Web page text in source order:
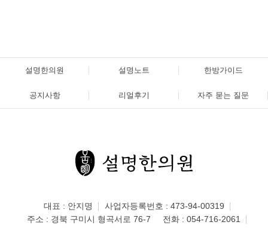
설명한의원 설명노트 한방가이드
공지사항 리얼후기 자주 묻는 질문
대표 : 안지명
사업자등록번호 : 473-94-00319
주소 : 경북 구미시 형곡서로 76-7
전화 :054-716-2061